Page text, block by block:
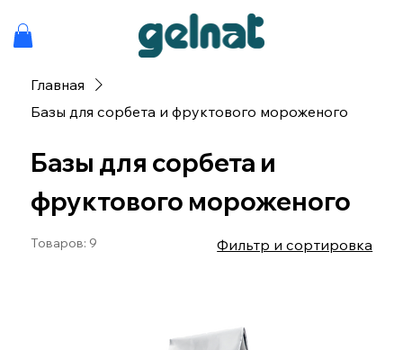
Главная
Базы для сорбета и фруктового мороженого
Базы для сорбета и
фруктового мороженого
Товаров: 9 Фильтр и сортировка